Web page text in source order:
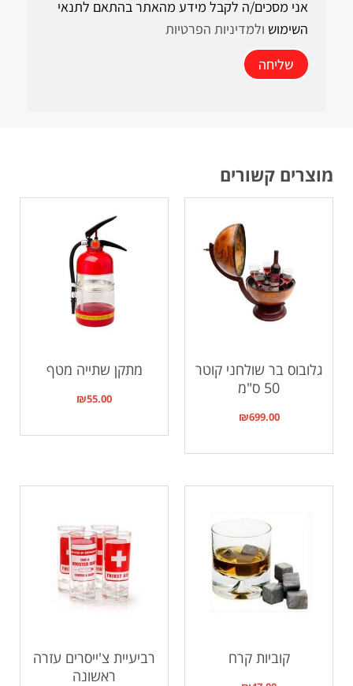
אני מסכים/ה לקבל מידע מהאתר בהתאם לתנאי
השימוש ולמדיניות הפרטיות
שליחה
מוצרים קשורים
גלובוס בר שולחני קוטר
50 ס"מ
₪699.00
מתקן שתייה מטף
₪55.00
קוביות קרח
רביעיית צ'ייסרים עזרה
ראשונה